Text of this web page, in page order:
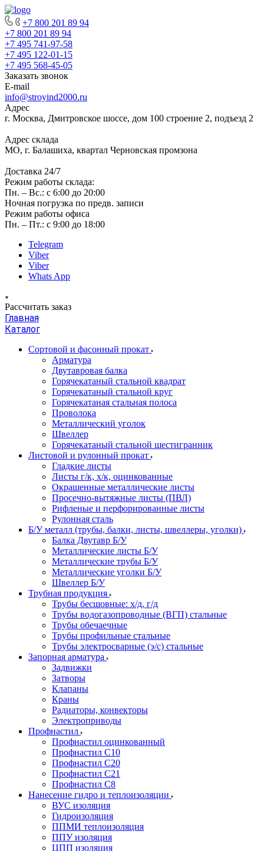
+7 800 201 89 94
+7 800 201 89 94
+7 495 741-97-58
+7 495 122-01-15
+7 495 568-45-05
Заказать звонок
E-mail
info@stroyind2000.ru
Адрес
г. Москва, Дмитровское шоссе, дом 100 строение 2, подъезд 2
Адрес склада
МО, г. Балашиха, квартал Черновская промзона
Доставка 24/7
Режим работы склада:
Пн. – Вс.: с 6:00 до 20:00
Ночная погрузка по предв. записи
Режим работы офиса
Пн. – Пт.: с 9:00 до 18:00
Telegram
Viber
Viber
Whats App
Рассчитать заказ
Главная
Каталог
Сортовой и фасонный прокат
Арматура
Двутавровая балка
Горячекатаный стальной квадрат
Горячекатаный стальной круг
Горячекатаная стальная полоса
Проволока
Металлический уголок
Швеллер
Горячекатаный стальной шестигранник
Листовой и рулонный прокат
Гладкие листы
Листы г/к, х/к, оцинкованные
Окрашенные металлические листы
Просечно-вытяжные листы (ПВЛ)
Рифленые и перфорированные листы
Рулонная сталь
Б/У металл (трубы, балки, листы, швеллеры, уголки)
Балка Двутавр Б/У
Металлические листы Б/У
Металлические трубы Б/У
Металлические уголки Б/У
Швеллер Б/У
Трубная продукция
Трубы бесшовные: х/д, г/д
Трубы водогазопроводные (ВГП) стальные
Трубы обечаечные
Трубы профильные стальные
Трубы электросварные (э/с) стальные
Запорная арматура
Задвижки
Затворы
Клапаны
Краны
Радиаторы, конвекторы
Электроприводы
Профнастил
Профнастил оцинкованный
Профнастил С10
Профнастил С20
Профнастил С21
Профнастил С8
Нанесение гидро и теплоизоляции
ВУС изоляция
Гидроизоляция
ППМИ теплоизоляция
ППУ изоляция
ЦПП изоляция